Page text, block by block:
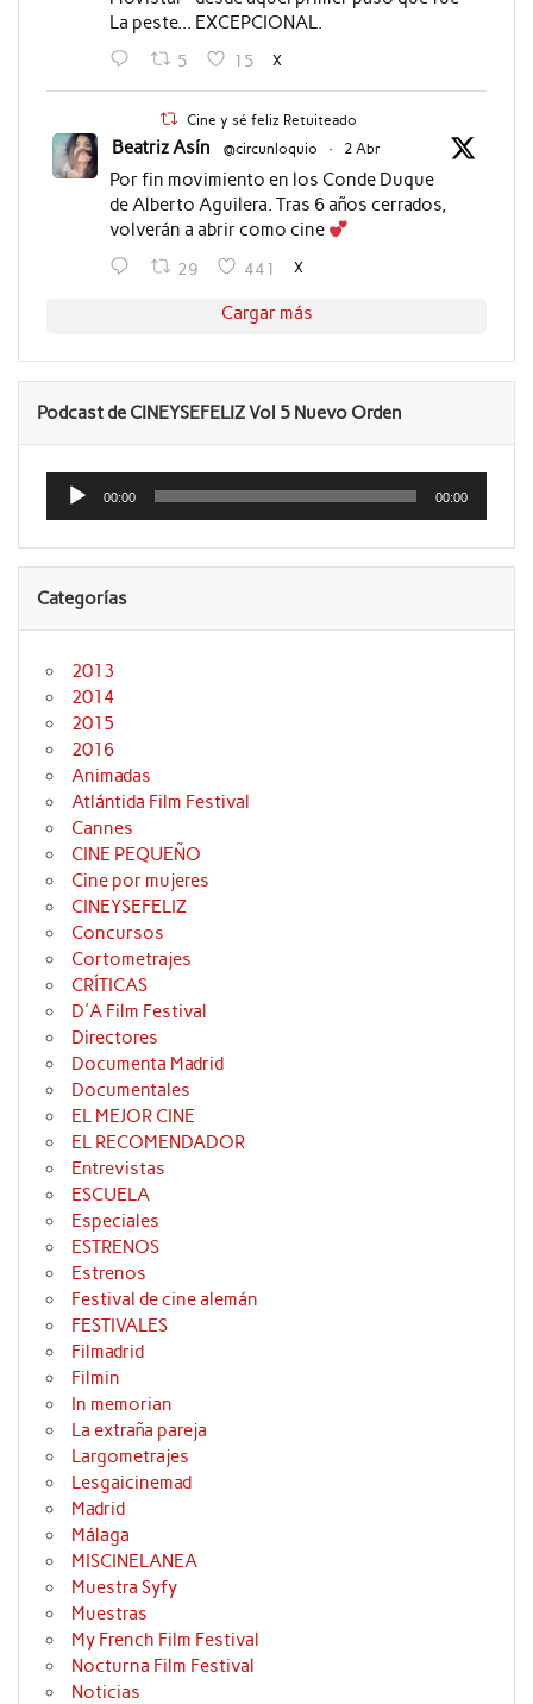
La peste... EXCEPCIONAL.
5 15 X
Cine y sé feliz Retuiteado
Beatriz Asín @circunloquio · 2 Abr
Por fin movimiento en los Conde Duque
de Alberto Aguilera. Tras 6 años cerrados,
volverán a abrir como cine
29 441 X
Cargar más
Podcast de CINEYSEFELIZ Vol 5 Nuevo Orden
Reproductor
audio
00:00 00:00
Categorías
2013
2014
2015
2016
Animadas
Atlántida Film Festival
Cannes
CINE PEQUEÑO
Cine por mujeres
CINEYSEFELIZ
Concursos
Cortometrajes
CRÍTICAS
D'A Film Festival
Directores
Documenta Madrid
Documentales
EL MEJOR CINE
EL RECOMENDADOR
Entrevistas
ESCUELA
Especiales
ESTRENOS
Estrenos
Festival de cine alemán
FESTIVALES
Filmadrid
Filmin
In memorian
La extraña pareja
Largometrajes
Lesgaicinemad
Madrid
Málaga
MISCINELANEA
Muestra Syfy
Muestras
My French Film Festival
Nocturna Film Festival
Noticias